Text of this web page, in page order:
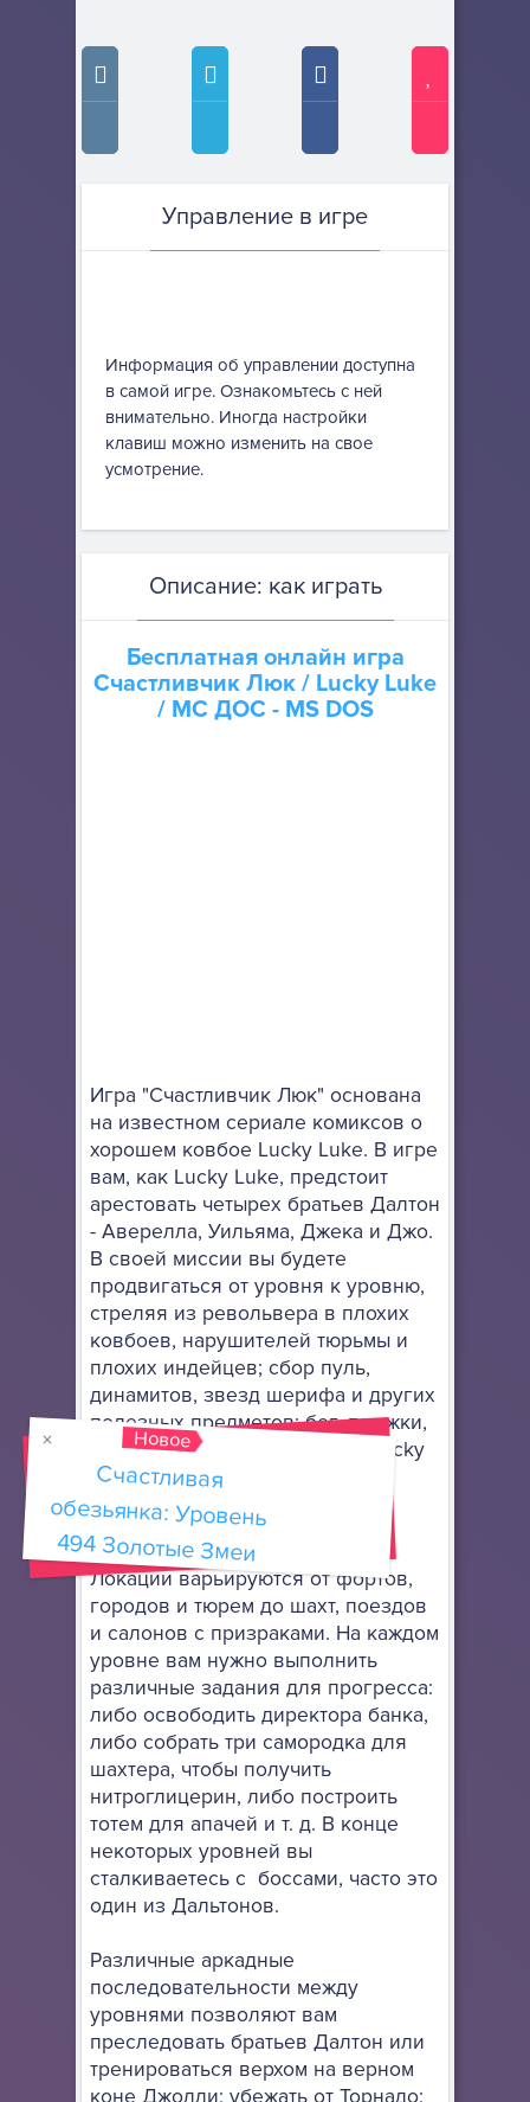
Управление в игре
Информация об управлении доступна
в самой игре. Ознакомьтесь с ней
внимательно. Иногда настройки
клавиш можно изменить на свое
усмотрение.
Описание: как играть
Бесплатная онлайн игра
Счастливчик Люк / Lucky Luke
/ МС ДОС - MS DOS
Игра "Счастливчик Люк" основана
на известном сериале комиксов о
хорошем ковбое Lucky Luke. В игре
вам, как Lucky Luke, предстоит
арестовать четырех братьев Далтон
- Аверелла, Уильяма, Джека и Джо.
В своей миссии вы будете
продвигаться от уровня к уровню,
стреляя из револьвера в плохих
ковбоев, нарушителей тюрьмы и
плохих индейцев; сбор пуль,
динамитов, звезд шерифа и других
полезных предметов; бег, прыжки,
ныряние и лазание. Играй в Lucky
Luke онлайн!
Как играть
Локации варьируются от фортов,
городов и тюрем до шахт, поездов
и салонов с призраками. На каждом
уровне вам нужно выполнить
различные задания для прогресса:
либо освободить директора банка,
либо собрать три самородка для
шахтера, чтобы получить
нитроглицерин, либо построить
тотем для апачей и т. д. В конце
некоторых уровней вы
сталкиваетесь с боссами, часто это
один из Дальтонов.
Различные аркадные
последовательности между
уровнями позволяют вам
преследовать братьев Далтон или
тренироваться верхом на верном
коне Джолли; убежать от Торнадо;
Новое
Счастливая
обезьянка: Уровень
494 Золотые Змеи